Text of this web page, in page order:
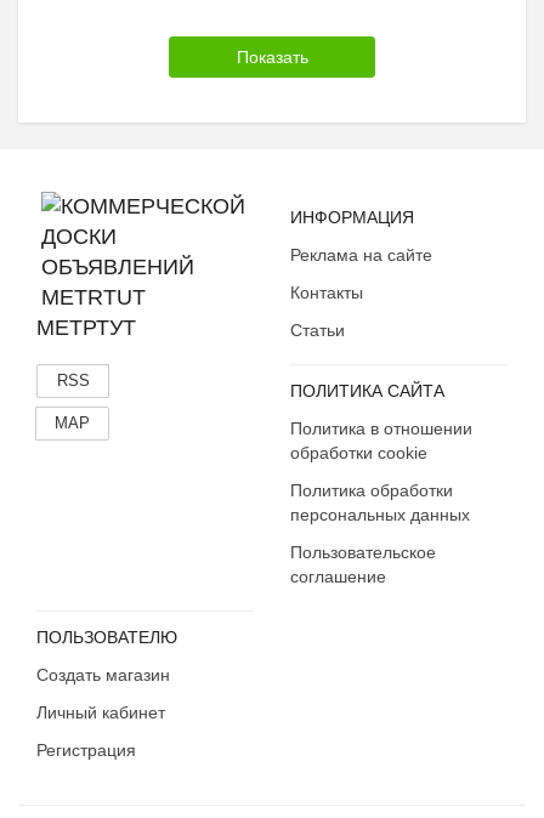
МЕТРТУТ
RSS
MAP
ИНФОРМАЦИЯ
Реклама на сайте
Контакты
Статьи
ПОЛИТИКА САЙТА
Политика в отношении
обработки cookie
Политика обработки
персональных данных
Пользовательское
соглашение
ПОЛЬЗОВАТЕЛЮ
Создать магазин
Личный кабинет
Регистрация